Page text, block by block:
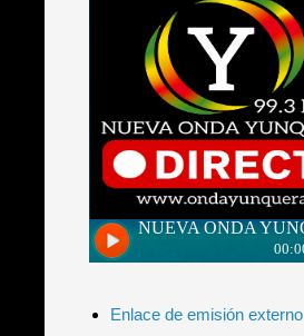
Enlace de emisión externo